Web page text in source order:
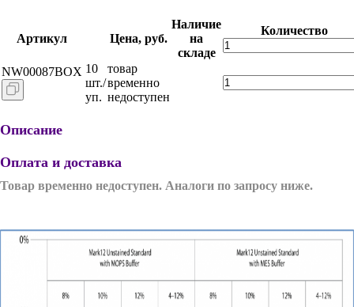
Артикул Цена, руб.
Наличие
на
складе
Количество
NW00087BOX 10
шт./
уп.
товар
временно
недоступен
Описание
Оплата и доставка
Товар временно недоступен. Аналоги по запросу ниже.